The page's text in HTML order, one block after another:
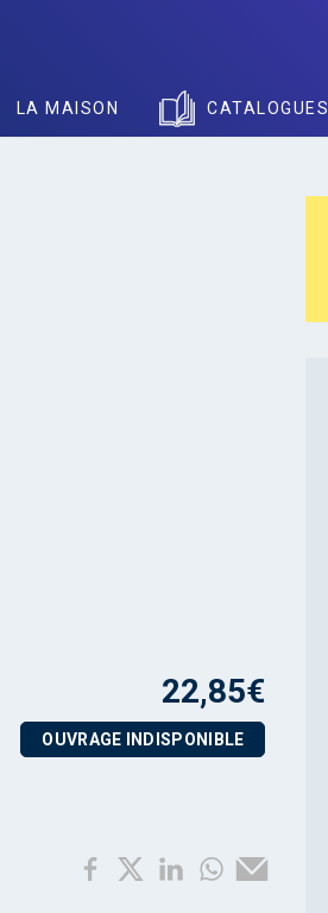
LA MAISON CATALOGUES
22,85€
OUVRAGE INDISPONIBLE